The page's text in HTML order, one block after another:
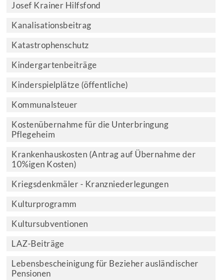
Josef Krainer Hilfsfond
Kanalisationsbeitrag
Katastrophenschutz
Kindergartenbeiträge
Kinderspielplätze (öffentliche)
Kommunalsteuer
Kostenübernahme für die Unterbringung
Pflegeheim
Krankenhauskosten (Antrag auf Übernahme der
10%igen Kosten)
Kriegsdenkmäler - Kranzniederlegungen
Kulturprogramm
Kultursubventionen
LAZ-Beiträge
Lebensbescheinigung für Bezieher ausländischer
Pensionen